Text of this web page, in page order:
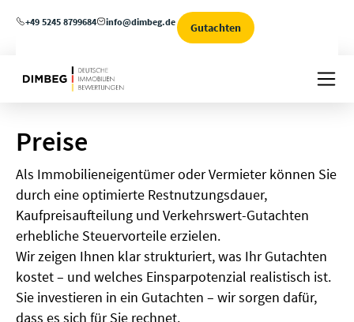
+49 5245 8799684 info@dimbeg.de Gutachten
Preise
Als Immobilieneigentümer oder Vermieter können Sie
durch eine optimierte Restnutzungsdauer,
Kaufpreisaufteilung und Verkehrswert-Gutachten
erhebliche Steuervorteile erzielen.
Wir zeigen Ihnen klar strukturiert, was Ihr Gutachten
kostet – und welches Einsparpotenzial realistisch ist.
Sie investieren in ein Gutachten – wir sorgen dafür,
dass es sich für Sie rechnet.